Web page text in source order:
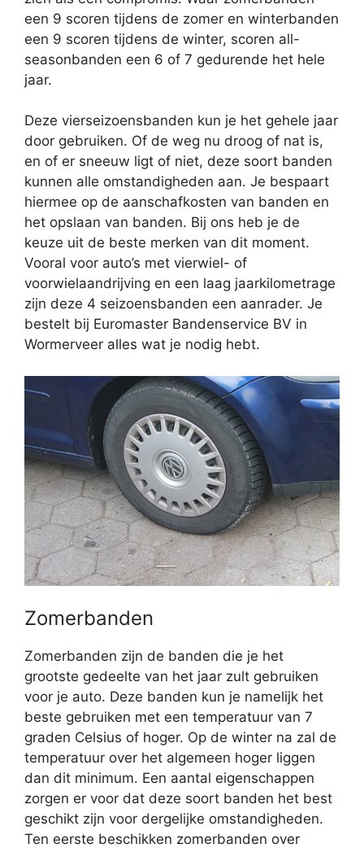
een 9 scoren tijdens de zomer en winterbanden
een 9 scoren tijdens de winter, scoren all-
seasonbanden een 6 of 7 gedurende het hele
jaar.
Deze vierseizoensbanden kun je het gehele jaar
door gebruiken. Of de weg nu droog of nat is,
en of er sneeuw ligt of niet, deze soort banden
kunnen alle omstandigheden aan. Je bespaart
hiermee op de aanschafkosten van banden en
het opslaan van banden. Bij ons heb je de
keuze uit de beste merken van dit moment.
Vooral voor auto’s met vierwiel- of
voorwielaandrijving en een laag jaarkilometrage
zijn deze 4 seizoensbanden een aanrader. Je
bestelt bij Euromaster Bandenservice BV in
Wormerveer alles wat je nodig hebt.
Zomerbanden
Zomerbanden zijn de banden die je het
grootste gedeelte van het jaar zult gebruiken
voor je auto. Deze banden kun je namelijk het
beste gebruiken met een temperatuur van 7
graden Celsius of hoger. Op de winter na zal de
temperatuur over het algemeen hoger liggen
dan dit minimum. Een aantal eigenschappen
zorgen er voor dat deze soort banden het best
geschikt zijn voor dergelijke omstandigheden.
Ten eerste beschikken zomerbanden over